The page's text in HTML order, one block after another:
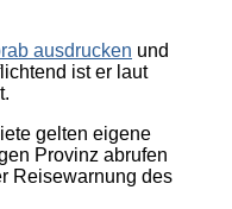
ausdrucken und
ist er laut
gelten eigene
Provinz abrufen
Reisewarnung des